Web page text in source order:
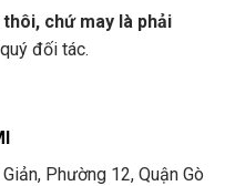
chứ may là phải
đối tác.
Phường 12, Quận Gò